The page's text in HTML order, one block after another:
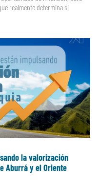
realmente determina si
la valorización
Aburrá y el Oriente